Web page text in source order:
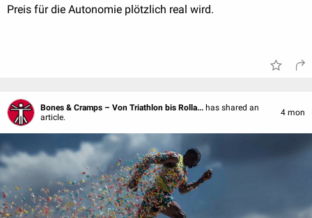
Preis für die Autonomie plötzlich real wird.
Bones & Cramps – Von Triathlon bis Rolla... has shared an
article.
4 mon